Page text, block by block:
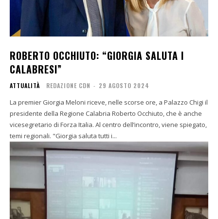
ROBERTO OCCHIUTO: “GIORGIA SALUTA I
CALABRESI”
ATTUALITÀ REDAZIONE CDN - 29 AGOSTO 2024
La premier Giorgia Meloni riceve, nelle scorse ore, a Palazzo Chigi il
presidente della Regione Calabria Roberto Occhiuto, che è anche
vicesegretario di Forza Italia. Al centro dell’incontro, viene spiegato,
temi regionali. "Giorgia saluta tutti i...